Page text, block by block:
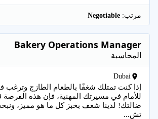
مرتب:
Bakery Operations Manager
المحاسبة
Dubai
إذا كنت تمتلك شغفًا بالطعام الطازج وترغب
للأمام في مسيرتك المهنية، فإن هذه
ضالتك! لدينا شغف بخبز كل ما هو مميز،
تش...